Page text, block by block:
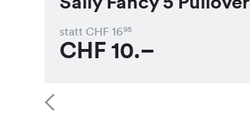
statt CHF 1695
CHF 10.–